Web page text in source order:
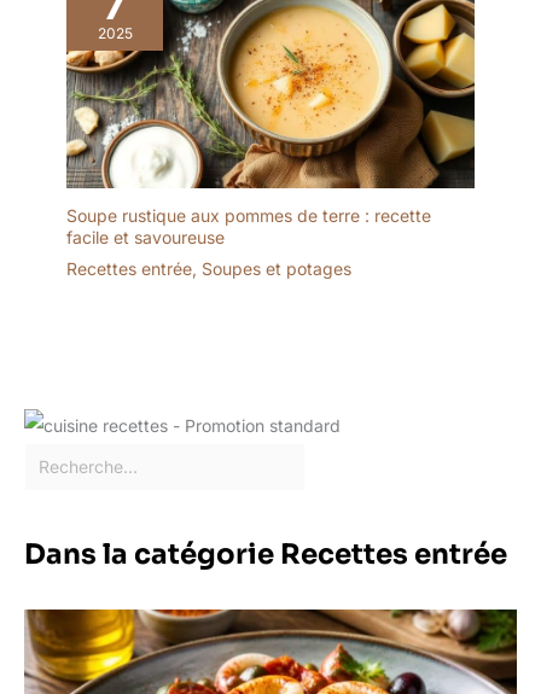
2025
Soupe rustique aux pommes de terre : recette
facile et savoureuse
Recettes entrée, Soupes et potages
Dans la catégorie Recettes entrée